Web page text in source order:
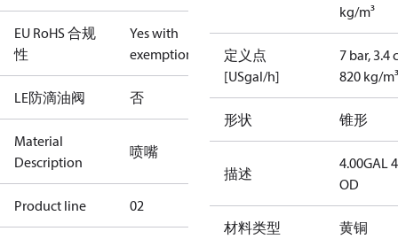
EU RoHS 合规
性
Yes with
exemptions
LE防滴油阀 否
Material
Description
喷嘴
Product line 02
kg/m³
定义点
[USgal/h]
7 bar, 3.4
820 kg/m³
形状 锥形
描述
4.00GAL
OD
材料类型 黄铜